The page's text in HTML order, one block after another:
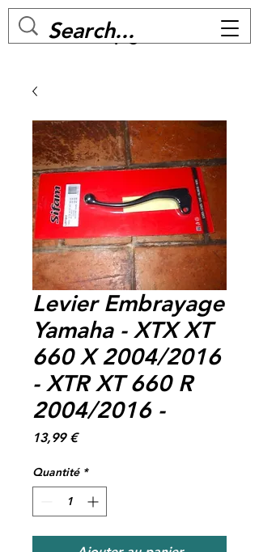
MC BIKE Perpignan
Levier Embrayage
Yamaha - XTX XT
660 X 2004/2016
- XTR XT 660 R
2004/2016 -
13,99 €Prix
Quantité *